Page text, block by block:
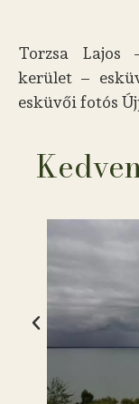
Torzsa Lajos
kerület –
esküvői fotós